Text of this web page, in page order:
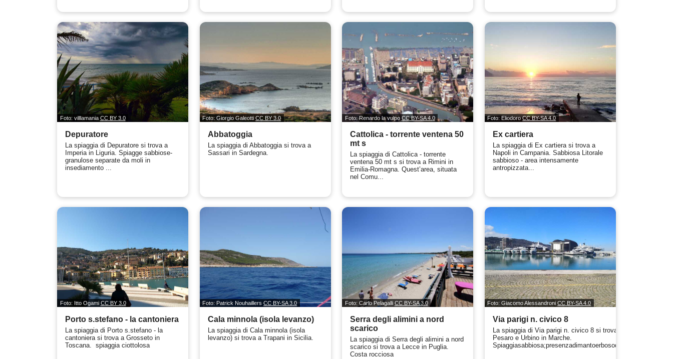
Foto: villlamania CC BY 3.0
Depuratore
La spiaggia di Depuratore si trova a
Imperia in Liguria. Spiagge sabbiose-
granulose separate da moli in
insediamento ...
Foto: Giorgio GaleottiCC BY 3.0
Abbatoggia
La spiaggia di Abbatoggia si trova a
Sassari in Sardegna.
Foto: Renardo la vulpo CC BY-SA 4.0
Cattolica - torrente ventena 50
mt s
La spiaggia di Cattolica - torrente
ventena 50 mt s si trova a Rimini in
Emilia-Romagna. Quest’area, situata
nel Comu...
Foto: EliodoroCC BY-SA 4.0
Ex cartiera
La spiaggia di Ex cartiera si trova a
Napoli in Campania. Sabbiosa Litorale
sabbioso - area intensamente
antropizzata...
Foto: Itto Ogami CC BY 3.0
Porto s.stefano - la cantoniera
La spiaggia di Porto s.stefano - la
cantoniera si trova a Grosseto in
Toscana. spiaggia ciottolosa
Foto: Patrick NouhaillersCC BY-SA 3.0
Cala minnola (isola levanzo)
La spiaggia di Cala minnola (isola
levanzo) si trova a Trapani in Sicilia.
Foto: Carlo Pelagalli CC BY-SA 3.0
Serra degli alimini a nord
scarico
La spiaggia di Serra degli alimini a nord
scarico si trova a Lecce in Puglia.
Costa rocciosa
Foto: Giacomo AlessandroniCC BY-SA 4.0
Via parigi n. civico 8
La spiaggia di Via parigi n. civico 8 si trova a
Pesaro e Urbino in Marche.
Spiaggiasabbiosa;presenzadimantoerbosodas...